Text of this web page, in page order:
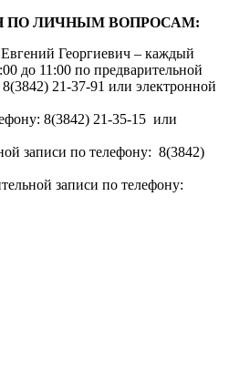
ПО ЛИЧНЫМ ВОПРОСАМ:
Георгиевич – каждый
до 11:00 по предварительной
21-37-91 или электронной
8(3842) 21-35-15 или
записи по телефону: 8(3842)
записи по телефону: